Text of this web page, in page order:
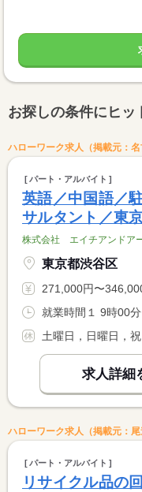
お探しの条件にヒッ
ハローワーク求人（掲載元：名
パート・アルバイト
英語／中国語／
サルタント／東
株式会社 エイチアンドア
東京都渋谷区
271,000円〜346,000円 ※フルタイム求人
就業時間１ 9時00
土曜日，日曜日，
求人詳細
ハローワーク求人（掲載元：尾
パート・アルバイト
リサイクル品の